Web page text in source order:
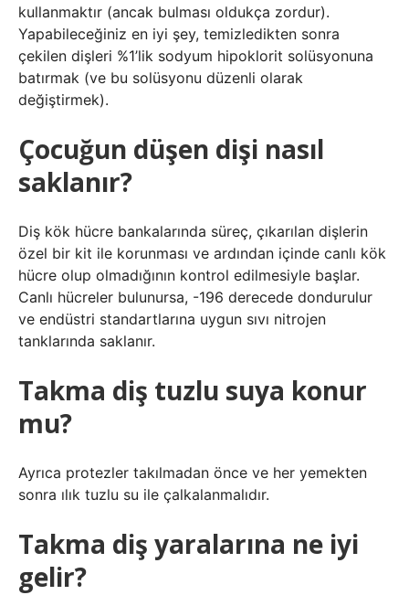
kullanmaktır (ancak bulması oldukça zordur).
Yapabileceğiniz en iyi şey, temizledikten sonra
çekilen dişleri %1’lik sodyum hipoklorit solüsyonuna
batırmak (ve bu solüsyonu düzenli olarak
değiştirmek).
Çocuğun düşen dişi nasıl
saklanır?
Diş kök hücre bankalarında süreç, çıkarılan dişlerin
özel bir kit ile korunması ve ardından içinde canlı kök
hücre olup olmadığının kontrol edilmesiyle başlar.
Canlı hücreler bulunursa, -196 derecede dondurulur
ve endüstri standartlarına uygun sıvı nitrojen
tanklarında saklanır.
Takma diş tuzlu suya konur
mu?
Ayrıca protezler takılmadan önce ve her yemekten
sonra ılık tuzlu su ile çalkalanmalıdır.
Takma diş yaralarına ne iyi
gelir?